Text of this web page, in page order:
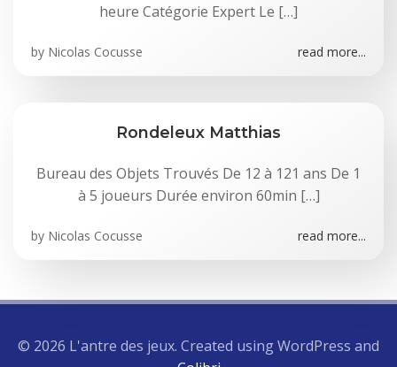
heure Catégorie Expert Le […]
by Nicolas Cocusse read more...
Rondeleux Matthias
Bureau des Objets Trouvés De 12 à 121 ans De 1
à 5 joueurs Durée environ 60min […]
by Nicolas Cocusse read more...
© 2026 L'antre des jeux. Created using WordPress and